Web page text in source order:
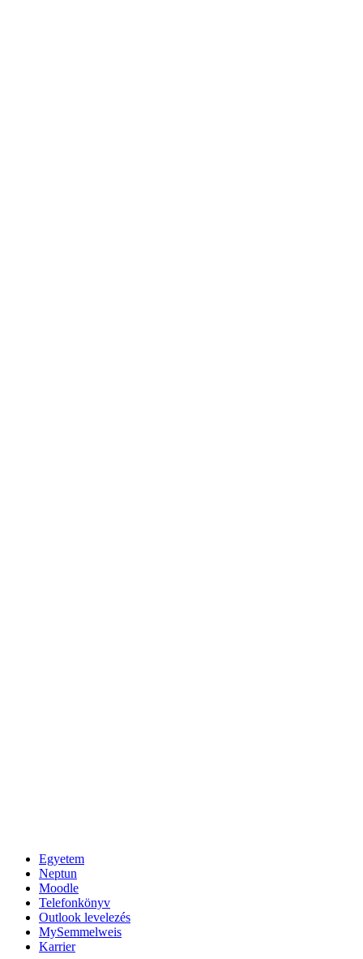
Egyetem
Neptun
Moodle
Telefonkönyv
Outlook levelezés
MySemmelweis
Karrier